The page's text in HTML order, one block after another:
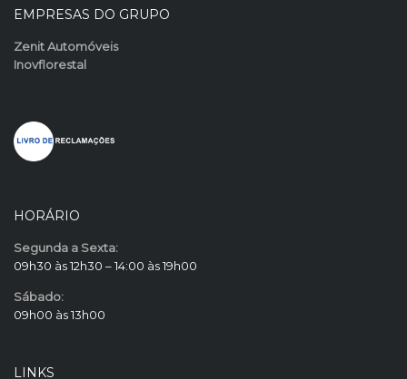
EMPRESAS DO GRUPO
Zenit Automóveis
Inovflorestal
HORÁRIO
Segunda a Sexta:
09h30 às 12h30 – 14:00 às 19h00
Sábado:
09h00 às 13h00
LINKS